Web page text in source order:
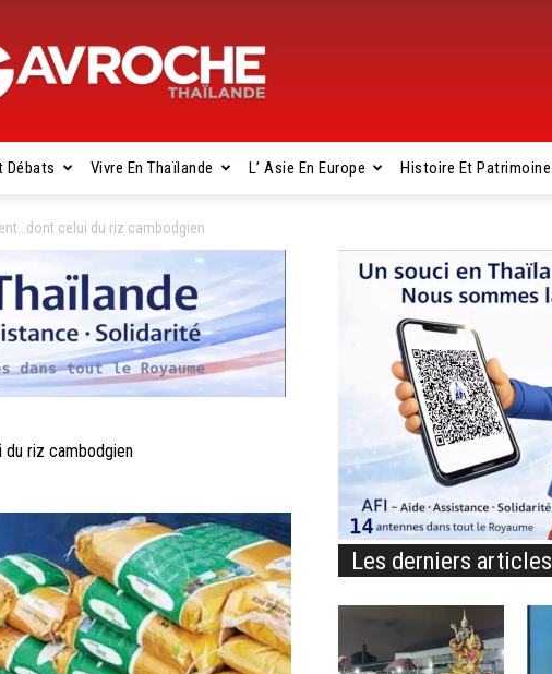
Gavroche
Thaïlande
Débats Vivre En Thaïlande L’ Asie En Europe Histoire Et Patrimoine
celui du riz cambodgien
du riz cambodgien
Les derniers articles